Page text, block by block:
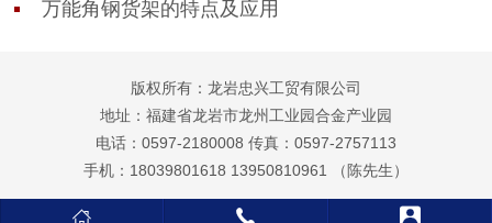
万能角钢货架的特点及应用
版权所有：龙岩忠兴工贸有限公司
地址：福建省龙岩市龙州工业园合金产业园
电话：0597-2180008 传真：0597-2757113
手机：18039801618 13950810961 （陈先生）